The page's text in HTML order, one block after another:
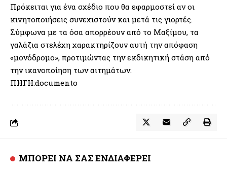
Πρόκειται για ένα σχέδιο που θα εφαρμοστεί αν οι
κινητοποιήσεις συνεχιστούν και μετά τις γιορτές.
Σύμφωνα με τα όσα απορρέουν από το Μαξίμου, τα
γαλάζια στελέχη χαρακτηρίζουν αυτή την απόφαση
«μονόδρομο», προτιμώντας την εκδικητική στάση από
την ικανοποίηση των αιτημάτων.
ΠΗΓΗ:documento
ΜΠΟΡΕΙ ΝΑ ΣΑΣ ΕΝΔΙΑΦΕΡΕΙ